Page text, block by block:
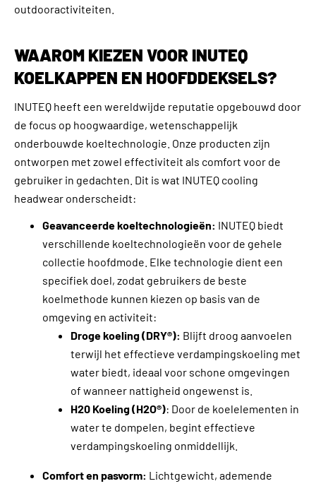
outdooractiviteiten.
WAAROM KIEZEN VOOR INUTEQ
KOELKAPPEN EN HOOFDDEKSELS?
INUTEQ heeft een wereldwijde reputatie opgebouwd door
de focus op hoogwaardige, wetenschappelijk
onderbouwde koeltechnologie. Onze producten zijn
ontworpen met zowel effectiviteit als comfort voor de
gebruiker in gedachten. Dit is wat INUTEQ cooling
headwear onderscheidt:
Geavanceerde koeltechnologieën: INUTEQ biedt
verschillende koeltechnologieën voor de gehele
collectie hoofdmode. Elke technologie dient een
specifiek doel, zodat gebruikers de beste
koelmethode kunnen kiezen op basis van de
omgeving en activiteit:
Droge koeling (DRY®): Blijft droog aanvoelen
terwijl het effectieve verdampingskoeling met
water biedt, ideaal voor schone omgevingen
of wanneer nattigheid ongewenst is.
H20 Koeling (H2O®): Door de koelelementen in
water te dompelen, begint effectieve
verdampingskoeling onmiddellijk.
Comfort en pasvorm: Lichtgewicht, ademende